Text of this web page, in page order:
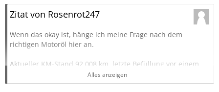
Zitat von Rosenrot247
Wenn das okay ist, hänge ich meine Frage nach dem
richtigen Motoröl hier an.
Aktueller KM-Stand 92.008 km, letzte Befüllung vor einem
Alles anzeigen